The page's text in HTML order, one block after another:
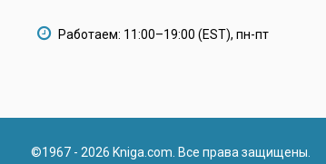
Работаем: 11:00–19:00 (EST), пн-пт
©1967 - 2026 Kniga.com. Все права защищены.